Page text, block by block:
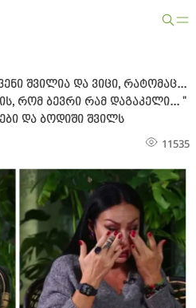
შვილია და ვიცი, რატომაც...
რომ ბევრი რამ დაგაკელი... "
და ბოდიში შვილს
11535